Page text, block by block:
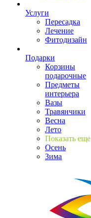
Услуги
Пересадка
Лечение
Фитодизайн
Подарки
Корзины
подарочные
Предметы
интерьера
Вазы
Травянчики
Весна
Лето
Показать еще
Осень
Зима